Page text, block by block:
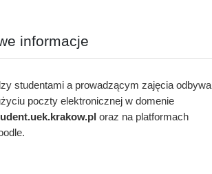
informacje
studentami a prowadzącym zajęcia odbywa
poczty elektronicznej w domenie
uek.krakow.pl oraz na platformach